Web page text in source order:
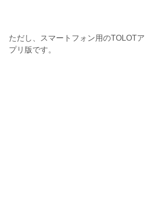
ただし、スマートフォン用のTOLOTア
プリ版です。